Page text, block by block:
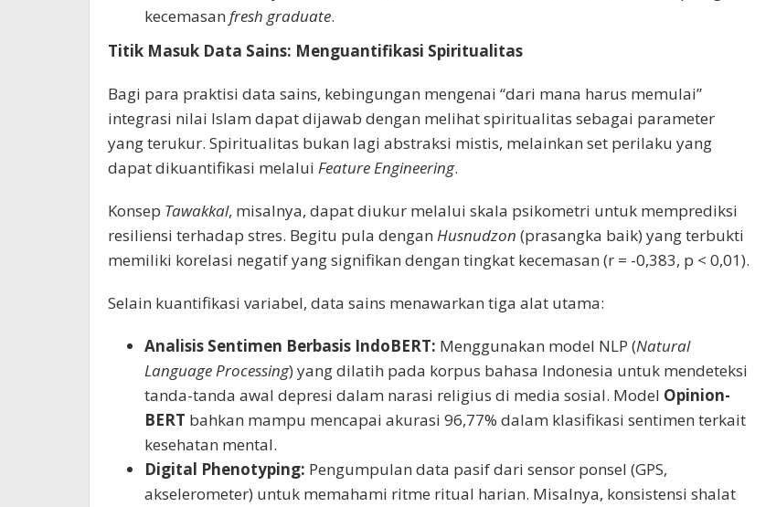
kecemasan fresh graduate.
Titik Masuk Data Sains: Menguantifikasi Spiritualitas
Bagi para praktisi data sains, kebingungan mengenai “dari mana harus memulai”
integrasi nilai Islam dapat dijawab dengan melihat spiritualitas sebagai parameter
yang terukur. Spiritualitas bukan lagi abstraksi mistis, melainkan set perilaku yang
dapat dikuantifikasi melalui Feature Engineering.
Konsep Tawakkal, misalnya, dapat diukur melalui skala psikometri untuk memprediksi
resiliensi terhadap stres. Begitu pula dengan Husnudzon (prasangka baik) yang terbukti
memiliki korelasi negatif yang signifikan dengan tingkat kecemasan (r = -0,383, p < 0,01).
Selain kuantifikasi variabel, data sains menawarkan tiga alat utama:
Analisis Sentimen Berbasis IndoBERT: Menggunakan model NLP (Natural
Language Processing) yang dilatih pada korpus bahasa Indonesia untuk mendeteksi
tanda-tanda awal depresi dalam narasi religius di media sosial. Model Opinion-
BERT bahkan mampu mencapai akurasi 96,77% dalam klasifikasi sentimen terkait
kesehatan mental.
Digital Phenotyping: Pengumpulan data pasif dari sensor ponsel (GPS,
akselerometer) untuk memahami ritme ritual harian. Misalnya, konsistensi shalat